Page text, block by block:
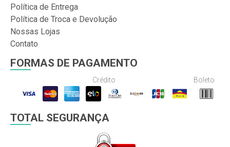
Política de Entrega
Política de Troca e Devolução
Nossas Lojas
Contato
FORMAS DE PAGAMENTO
Crédito Boleto
TOTAL SEGURANÇA